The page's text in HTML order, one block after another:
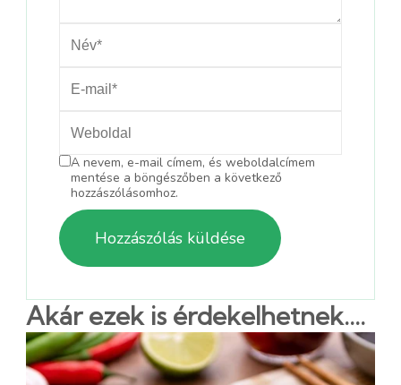
A nevem, e-mail címem, és weboldalcímem
mentése a böngészőben a következő
hozzászólásomhoz.
Akár ezek is érdekelhetnek....